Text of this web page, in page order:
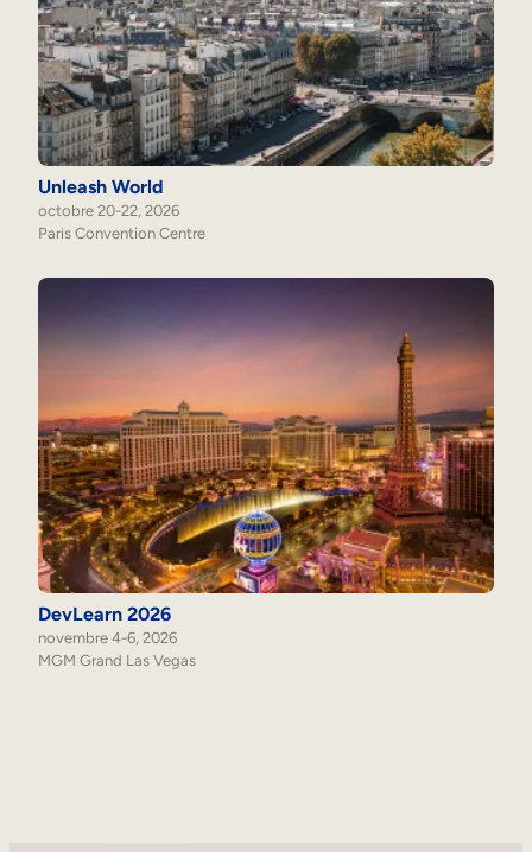
Unleash World
octobre 20-22, 2026
Paris Convention Centre
DevLearn 2026
novembre 4-6, 2026
MGM Grand Las Vegas